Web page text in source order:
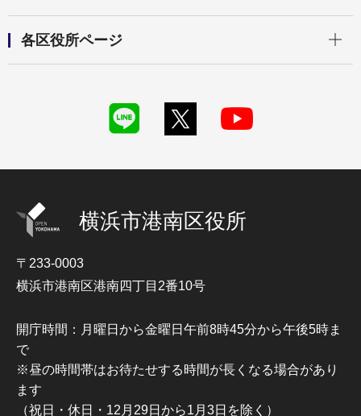
各区役所ページ
横浜市港南区役所
〒233-0003
横浜市港南区港南四丁目2番10号
開庁時間：月曜日から金曜日午前8時45分から午後5時ま
で
※昼の時間帯はお待たせする時間が長くなる場合があり
ます
（祝日・休日・12月29日から1月3日を除く）